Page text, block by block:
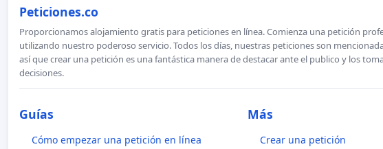
Peticiones.co
Proporcionamos alojamiento gratis para peticiones en línea. Comienza una petición
utilizando nuestro poderoso servicio. Todos los días, nuestras peticiones son
así que crear una petición es una fantástica manera de destacar ante el publico y los
decisiones.
Guías
Cómo empezar una petición en línea
Más
Crear una petición